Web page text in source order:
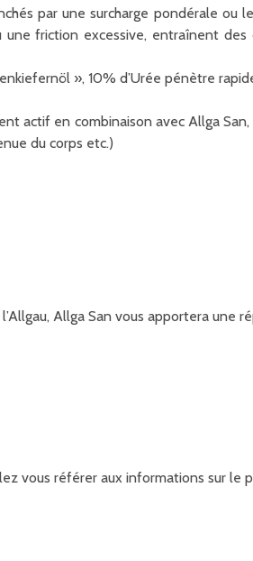
par une surcharge pondérale ou
friction excessive, entraînent des
», 10% d’Urée pénètre
actif en combinaison avec Allga
du corps etc.)
Allga San vous apportera
vous référer aux informations sur